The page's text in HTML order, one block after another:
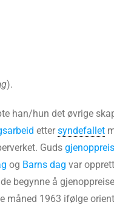
).
han/hun det øvrige
ettersyndefallet
Guds
og Barns dag var
begynne å
måned 1963 ifølge